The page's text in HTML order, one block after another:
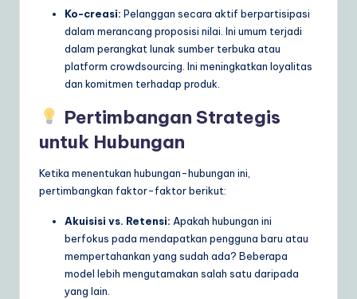
Ko-creasi: Pelanggan secara aktif berpartisipasi
dalam merancang proposisi nilai. Ini umum terjadi
dalam perangkat lunak sumber terbuka atau
platform crowdsourcing. Ini meningkatkan loyalitas
dan komitmen terhadap produk.
Pertimbangan Strategis
untuk Hubungan
Ketika menentukan hubungan-hubungan ini,
pertimbangkan faktor-faktor berikut:
Akuisisi vs. Retensi: Apakah hubungan ini
berfokus pada mendapatkan pengguna baru atau
mempertahankan yang sudah ada? Beberapa
model lebih mengutamakan salah satu daripada
yang lain.